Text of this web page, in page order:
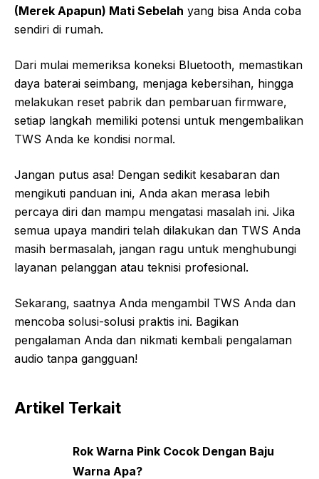
(Merek Apapun) Mati Sebelah yang bisa Anda coba
sendiri di rumah.
Dari mulai memeriksa koneksi Bluetooth, memastikan
daya baterai seimbang, menjaga kebersihan, hingga
melakukan reset pabrik dan pembaruan firmware,
setiap langkah memiliki potensi untuk mengembalikan
TWS Anda ke kondisi normal.
Jangan putus asa! Dengan sedikit kesabaran dan
mengikuti panduan ini, Anda akan merasa lebih
percaya diri dan mampu mengatasi masalah ini. Jika
semua upaya mandiri telah dilakukan dan TWS Anda
masih bermasalah, jangan ragu untuk menghubungi
layanan pelanggan atau teknisi profesional.
Sekarang, saatnya Anda mengambil TWS Anda dan
mencoba solusi-solusi praktis ini. Bagikan
pengalaman Anda dan nikmati kembali pengalaman
audio tanpa gangguan!
Artikel Terkait
Rok Warna Pink Cocok Dengan Baju
Warna Apa?